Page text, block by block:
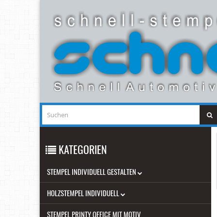
KATEGORIEN
STEMPEL INDIVIDUELL GESTALTEN
HOLZSTEMPEL INDIVIDUELL
STEMPEL PRINTY OFFICE MIT MOTIV